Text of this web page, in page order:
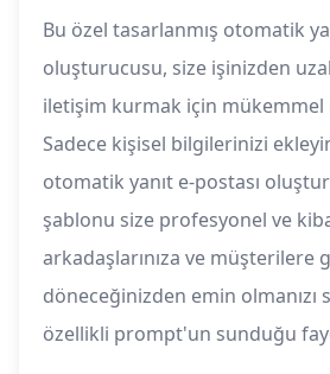
Bu özel tasarlanmış otomatik
oluşturucusu, size işinizden
iletişim kurmak için mükemmel
Sadece kişisel bilgilerinizi
otomatik yanıt e-postası
şablonu size profesyonel ve
arkadaşlarınıza ve müşterilere
döneceğinizden emin olmanızı
özellikli prompt'un sunduğu